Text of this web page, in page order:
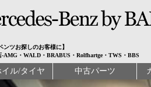
ンツお探しのお客様に】
AMG・WALD・BRABUS・Rolfhartge・TWS・BBS
ル/タイヤ 中古パーツ